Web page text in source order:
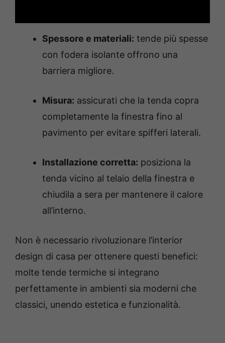
Spessore e materiali: tende più spesse
con fodera isolante offrono una
barriera migliore.
Misura: assicurati che la tenda copra
completamente la finestra fino al
pavimento per evitare spifferi laterali.
Installazione corretta: posiziona la
tenda vicino al telaio della finestra e
chiudila a sera per mantenere il calore
all’interno.
Non è necessario rivoluzionare l’interior
design di casa per ottenere questi benefici:
molte tende termiche si integrano
perfettamente in ambienti sia moderni che
classici, unendo estetica e funzionalità.